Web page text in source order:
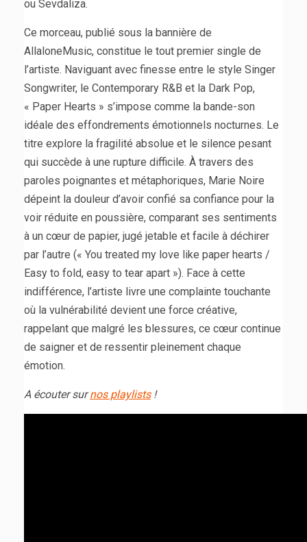
ou Sevdaliza.
Ce morceau, publié sous la bannière de
AllaloneMusic, constitue le tout premier single de
l’artiste. Naviguant avec finesse entre le style Singer
Songwriter, le Contemporary R&B et la Dark Pop,
« Paper Hearts » s’impose comme la bande-son
idéale des effondrements émotionnels nocturnes. Le
titre explore la fragilité absolue et le silence pesant
qui succède à une rupture difficile. À travers des
paroles poignantes et métaphoriques, Marie Noire
dépeint la douleur d’avoir confié sa confiance pour la
voir réduite en poussière, comparant ses sentiments
à un cœur de papier, jugé jetable et facile à déchirer
par l’autre (« You treated my love like paper hearts /
Easy to fold, easy to tear apart »). Face à cette
indifférence, l’artiste livre une complainte touchante
où la vulnérabilité devient une force créative,
rappelant que malgré les blessures, ce cœur continue
de saigner et de ressentir pleinement chaque
émotion.
A écouter surnos playlists!